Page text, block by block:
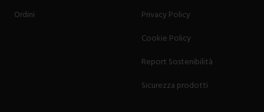
Ordini
Privacy Policy
Cookie Policy
Report Sostenibilità
Sicurezza prodotti